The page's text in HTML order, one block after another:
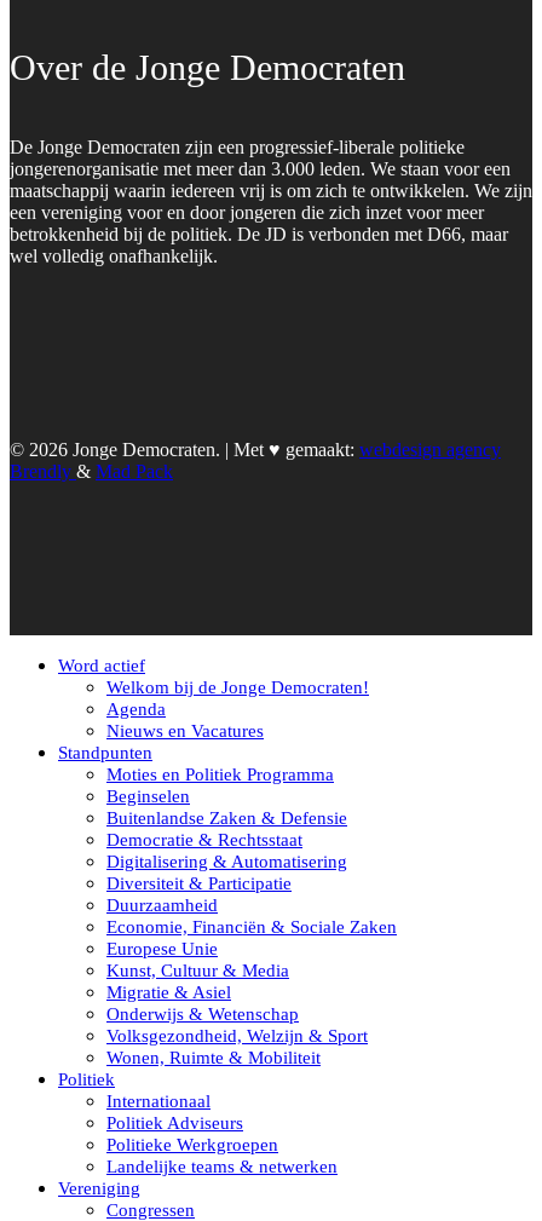
Over de Jonge Democraten
De Jonge Democraten zijn een progressief-liberale politieke
jongerenorganisatie met meer dan 3.000 leden. We staan voor een
maatschappij waarin iedereen vrij is om zich te ontwikkelen. We zijn
een vereniging voor en door jongeren die zich inzet voor meer
betrokkenheid bij de politiek. De JD is verbonden met D66, maar
wel volledig onafhankelijk.
© 2026 Jonge Democraten. | Met ♥︎ gemaakt: webdesign agency
Brendly & Mad Pack
Word actief
Welkom bij de Jonge Democraten!
Agenda
Nieuws en Vacatures
Standpunten
Moties en Politiek Programma
Beginselen
Buitenlandse Zaken & Defensie
Democratie & Rechtsstaat
Digitalisering & Automatisering
Diversiteit & Participatie
Duurzaamheid
Economie, Financiën & Sociale Zaken
Europese Unie
Kunst, Cultuur & Media
Migratie & Asiel
Onderwijs & Wetenschap
Volksgezondheid, Welzijn & Sport
Wonen, Ruimte & Mobiliteit
Politiek
Internationaal
Politiek Adviseurs
Politieke Werkgroepen
Landelijke teams & netwerken
Vereniging
Congressen